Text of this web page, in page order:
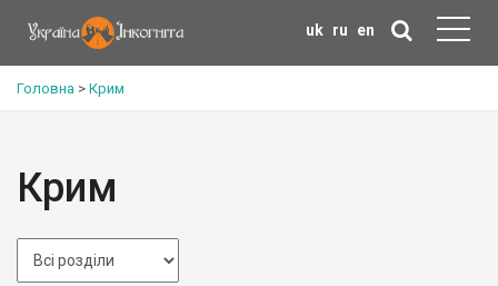
uk ru en
Головна > Крим
Крим